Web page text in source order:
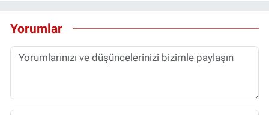
Yorumlar